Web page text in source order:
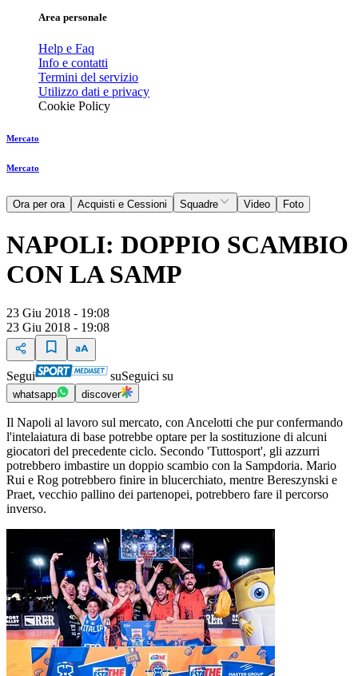
Area personale
Help e Faq
Info e contatti
Termini del servizio
Utilizzo dati e privacy
Cookie Policy
Mercato
Mercato
Ora per ora Acquisti e Cessioni Squadre Video Foto
NAPOLI: DOPPIO SCAMBIO
CON LA SAMP
23 Giu 2018 - 19:08
23 Giu 2018 - 19:08
Segui suSeguici su
whatsapp discover
Il Napoli al lavoro sul mercato, con Ancelotti che pur confermando
l'intelaiatura di base potrebbe optare per la sostituzione di alcuni
giocatori del precedente ciclo. Secondo 'Tuttosport', gli azzurri
potrebbero imbastire un doppio scambio con la Sampdoria. Mario
Rui e Rog potrebbero finire in blucerchiato, mentre Bereszynski e
Praet, vecchio pallino dei partenopei, potrebbero fare il percorso
inverso.